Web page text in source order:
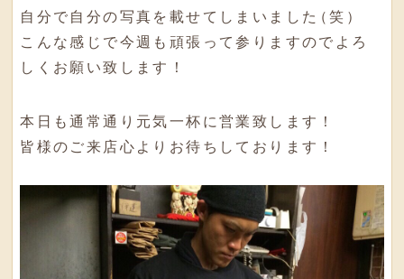
自分で自分の写真を載せてしまいました（笑 ）
こんな感じで今週も頑張って参りますのでよろ
しくお願い致します！
本日も通常通り元気一杯に営業致します！
皆様のご来店心よりお待ちしております！